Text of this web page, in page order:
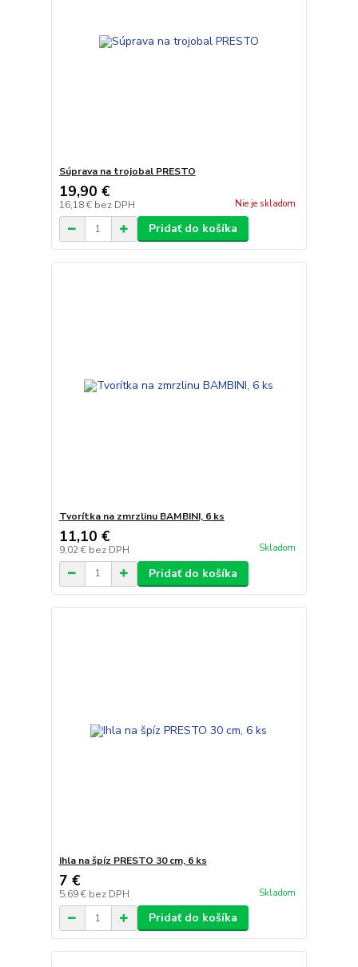
Súprava na trojobal PRESTO
19,90 €
16,18 € bez DPH Nie je skladom
Pridať do košíka
Tvorítka na zmrzlinu BAMBINI, 6 ks
11,10 €
9,02 € bez DPH Skladom
Pridať do košíka
Ihla na špíz PRESTO 30 cm, 6 ks
7 €
5,69 € bez DPH Skladom
Pridať do košíka